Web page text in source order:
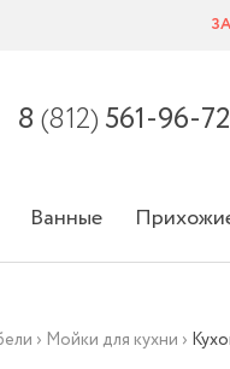
8 (812) 561-96-72
Ванные
› Мойки для кухни ›